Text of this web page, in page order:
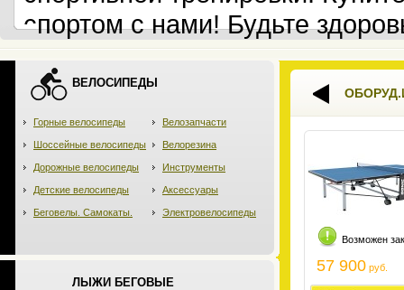
спортом с нами! Будьте
ВЕЛОСИПЕДЫ
Горные велосипеды
Шоссейные велосипеды
Дорожные велосипеды
Детские велосипеды
Беговелы. Самокаты.
Велозапчасти
Велорезина
Инструменты
Аксессуары
Электровелосипеды
ЛЫЖИ БЕГОВЫЕ
Возможен
57 900 руб.